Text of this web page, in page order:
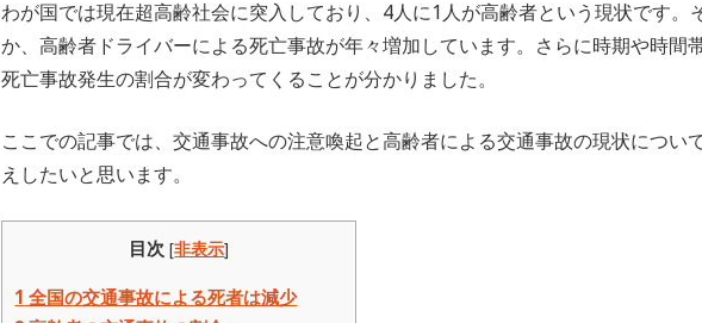
わが国では現在超高齢社会に突入しており、4人に1人が高齢者という現状です。
か、高齢者ドライバーによる死亡事故が年々増加しています。さらに時期や時間
死亡事故発生の割合が変わってくることが分かりました。
ここでの記事では、交通事故への注意喚起と高齢者による交通事故の現状につい
えしたいと思います。
目次 [非表示]
1 全国の交通事故による死者は減少